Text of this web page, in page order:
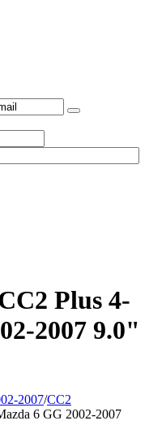
Plus 4-
2007 9.0"
2007/CC2
6 GG 2002-2007